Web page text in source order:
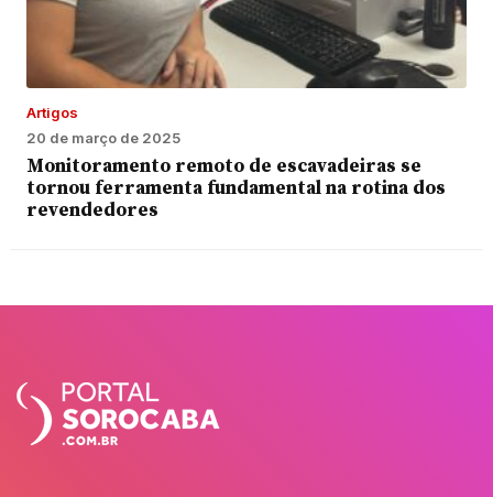
Artigos
20 de março de 2025
Monitoramento remoto de escavadeiras se
tornou ferramenta fundamental na rotina dos
revendedores